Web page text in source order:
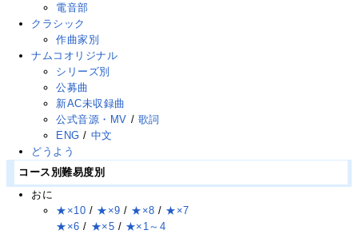
電音部
クラシック
作曲家別
ナムコオリジナル
シリーズ別
公募曲
新AC未収録曲
公式音源・MV / 歌詞
ENG / 中文
どうよう
コース別難易度別
おに
★×10 / ★×9 / ★×8 / ★×7
★×6 / ★×5 / ★×1～4